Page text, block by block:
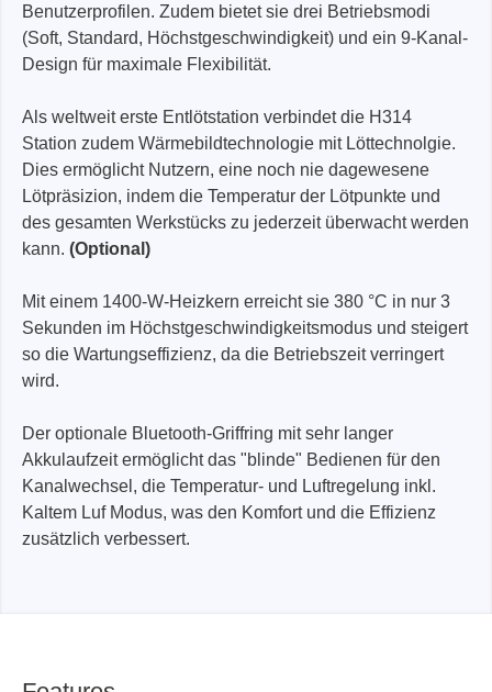
Benutzerprofilen. Zudem bietet sie drei Betriebsmodi
(Soft, Standard, Höchstgeschwindigkeit) und ein 9-Kanal-
Design für maximale Flexibilität.
Als weltweit erste Entlötstation verbindet die H314
Station zudem Wärmebildtechnologie mit Löttechnolgie.
Dies ermöglicht Nutzern, eine noch nie dagewesene
Lötpräsizion, indem die Temperatur der Lötpunkte und
des gesamten Werkstücks zu jederzeit überwacht werden
kann. (Optional)
Mit einem 1400-W-Heizkern erreicht sie 380 °C in nur 3
Sekunden im Höchstgeschwindigkeitsmodus und steigert
so die Wartungseffizienz, da die Betriebszeit verringert
wird.
Der optionale Bluetooth-Griffring mit sehr langer
Akkulaufzeit ermöglicht das "blinde" Bedienen für den
Kanalwechsel, die Temperatur- und Luftregelung inkl.
Kaltem Luf Modus, was den Komfort und die Effizienz
zusätzlich verbessert.